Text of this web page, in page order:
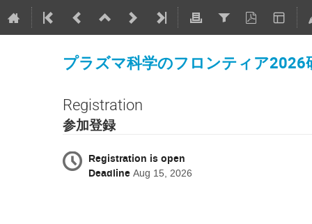
プラズマ科学のフロンティア2026
Registration
参加登録
Registration is open
Deadline Aug 15, 2026